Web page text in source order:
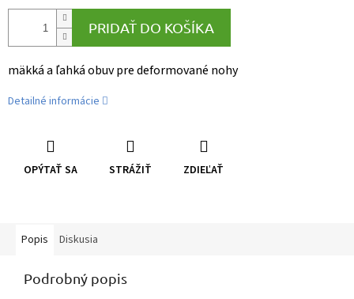
PRIDAŤ DO KOŠÍKA
mäkká a ľahká obuv pre deformované nohy
Detailné informácie
OPÝTAŤ SA STRÁŽIŤ ZDIEĽAŤ
Popis Diskusia
Podrobný popis